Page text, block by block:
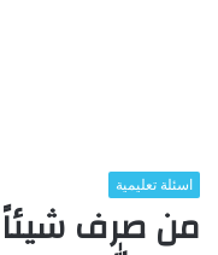
اسئلة تعليمية
من صرف شيئاً